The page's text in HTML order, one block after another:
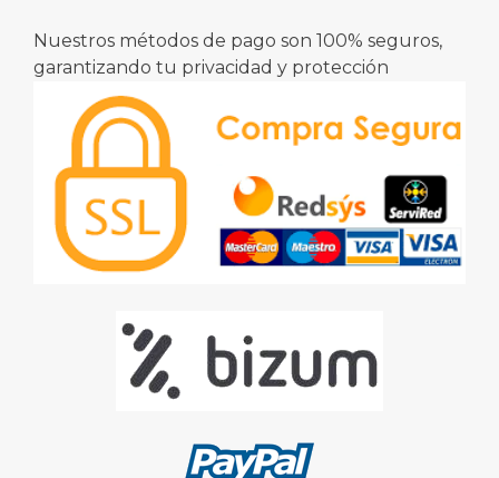
Nuestros métodos de pago son 100% seguros,
garantizando tu privacidad y protección